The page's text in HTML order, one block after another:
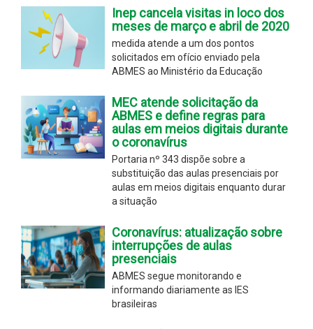
Inep cancela visitas in loco dos
meses de março e abril de 2020
medida atende a um dos pontos
solicitados em ofício enviado pela
ABMES ao Ministério da Educação
MEC atende solicitação da
ABMES e define regras para
aulas em meios digitais durante
o coronavírus
Portaria nº 343 dispõe sobre a
substituição das aulas presenciais por
aulas em meios digitais enquanto durar
a situação
Coronavírus: atualização sobre
interrupções de aulas
presenciais
ABMES segue monitorando e
informando diariamente as IES
brasileiras